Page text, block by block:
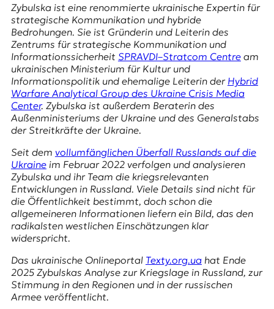
W
i
s
s
e
n
J
o
u
r
a
l
i
s
m
u
s
u
d
M
e
d
Zybulska ist eine renommierte ukrainische Expertin für
strategische Kommunikation und hybride
Bedrohungen. Sie ist Gründerin und Leiterin des
Zentrums für strategische Kommunikation und
Informationssicherheit SPRAVDI–Stratcom Centream
ukrainischen Ministerium für Kultur und
Informationspolitik und ehemalige Leiterin der Hybrid
Warfare Analytical Group des Ukraine Crisis Media
Center. Zybulska ist außerdem Beraterin des
Außenministeriums der Ukraine und des Generalstabs
der Streitkräfte der Ukraine.
Seit dem vollumfänglichen Überfall Russlands auf die
Ukraineim Februar 2022 verfolgen und analysieren
Zybulska und ihr Team die kriegsrelevanten
Entwicklungen in Russland. Viele Details sind nicht für
die Öffentlichkeit bestimmt, doch schon die
allgemeineren Informationen liefern ein Bild, das den
radikalsten westlichen Einschätzungen klar
widerspricht.
Das ukrainische Onlineportal Texty.org.uahat Ende
2025 Zybulskas Analyse zur Kriegslage in Russland, zur
Stimmung in den Regionen und in der russischen
Armee veröffentlicht.